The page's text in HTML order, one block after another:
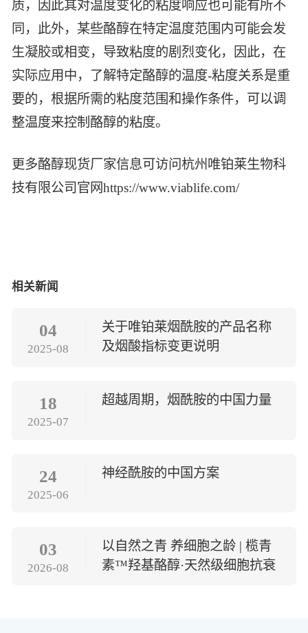
质，因此其对温度变化的粘度响应也可能有所不
同，此外，某些酪醇在特定温度范围内可能会发
生凝胶或相变，导致粘度的剧烈变化，因此，在
实际应用中，了解特定酪醇的温度-粘度关系是重
要的，根据所需的粘度范围和操作条件，可以调
整温度来控制酪醇的粘度。
更多酪醇现货厂家信息可访问杭州唯铂莱生物科
技有限公司官网https://www.viablife.com/
相关新闻
04
2025-08
关于唯铂莱烟酰胺的产品名称
及烟酸指标变更说明
18
2025-07
超越周期，烟酰胺的中国力量
24
2025-06
神经酰胺的中国方案
03
2026-08
以自然之青 养细胞之龄 | 榄青
素™羟基酪醇·天然级细胞抗衰